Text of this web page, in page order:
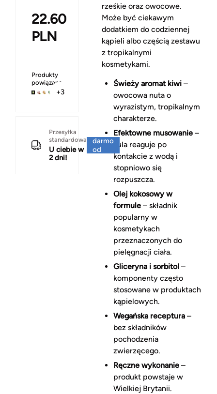
22.60
PLN
Produkty
powiązane
+3
Przesyłka
standardowa
U ciebie w
2 dni!
darmo
od
rześkie oraz owocowe.
Może być ciekawym
dodatkiem do codziennej
kąpieli albo częścią zestawu
z tropikalnymi
kosmetykami.
Świeży aromat kiwi–
owocowa nuta o
wyrazistym, tropikalnym
charakterze.
Efektowne musowanie–
kula reaguje po
kontakcie z wodą i
stopniowo się
rozpuszcza.
Olej kokosowy w
formule– składnik
popularny w
kosmetykach
przeznaczonych do
pielęgnacji ciała.
Gliceryna i sorbitol –
komponenty często
stosowane w produktach
kąpielowych.
Wegańska receptura–
bez składników
pochodzenia
zwierzęcego.
Ręczne wykonanie–
produkt powstaje w
Wielkiej Brytanii.